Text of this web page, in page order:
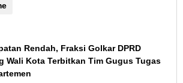
Rendah, Fraksi Golkar DPRD
Wali Kota Terbitkan Tim Gugus Tugas